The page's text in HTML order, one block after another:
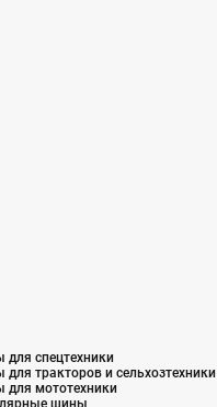
для спецтехники
тракторов и сельхозтехники
для мототехники
шины